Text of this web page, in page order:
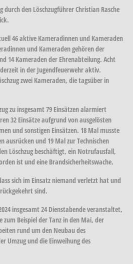
durch den Löschzugführer Christian Rasche
46 aktive Kameradinnen und Kameraden
und Kameraden gehören der
14 Kameraden der Ehrenabteilung. Acht
in der Jugendfeuerwehr aktiv.
zwei Kameraden, die tagsüber in
zu insgesamt 79 Einsätzen alarmiert
32 Einsätze aufgrund von ausgelösten
und sonstigen Einsätzen. 18 Mal musste
ausrücken und 19 Mal zur Technischen
Löschzug beschäftigt, ein Notrufausfall,
ist und eine Brandsicherheitswache.
sich im Einsatz niemand verletzt hat und
sind.
insgesamt 24 Dienstabende veranstaltet,
zum Beispiel der Tanz in den Mai, der
rund um den Neubau des
Umzug und die Einweihung des